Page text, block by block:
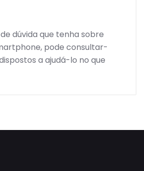
dúvida que tenha sobre
pode consultar-
a ajudá-lo no que